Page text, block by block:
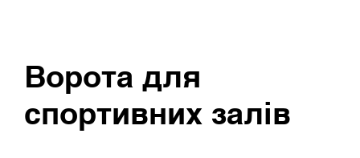
Ворота для
спортивних залів